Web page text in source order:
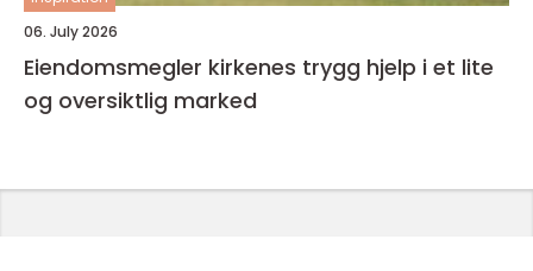
06. July 2026
Eiendomsmegler kirkenes trygg hjelp i et lite
og oversiktlig marked